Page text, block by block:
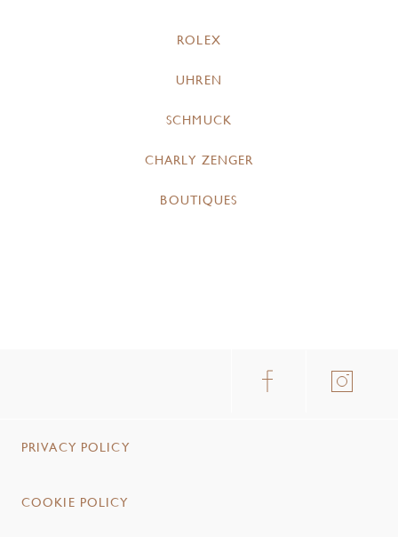
ROLEX
UHREN
SCHMUCK
CHARLY ZENGER
BOUTIQUES
PRIVACY POLICY
COOKIE POLICY